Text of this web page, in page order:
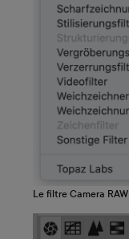
Le filtre Camera RAW